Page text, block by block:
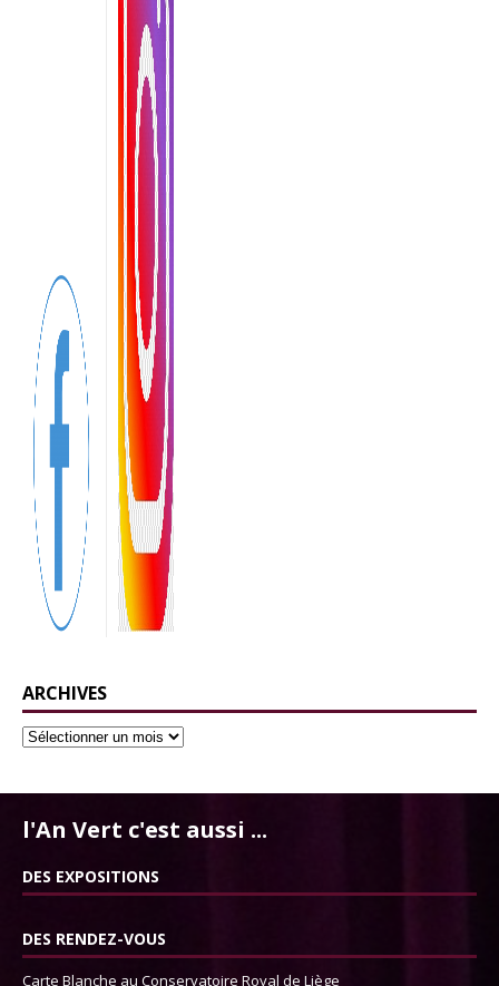
ARCHIVES
l'An Vert c'est aussi ...
DES EXPOSITIONS
DES RENDEZ-VOUS
Carte Blanche au Conservatoire Royal de Liège